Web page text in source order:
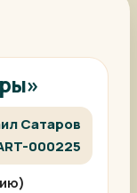
Сатаров
000225